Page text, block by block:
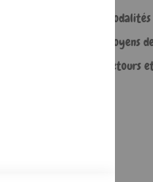
Moyens
Retours